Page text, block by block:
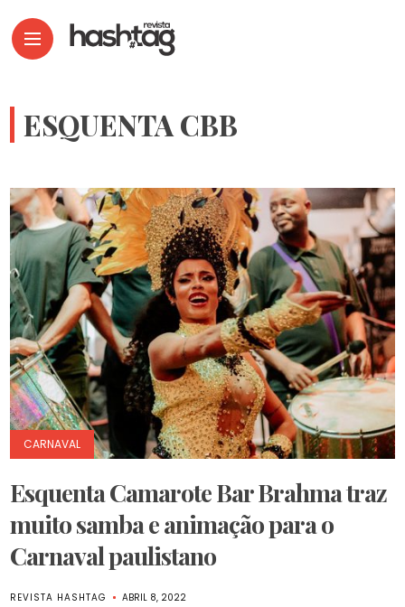
ESQUENTA CBB
CARNAVAL
Esquenta Camarote Bar Brahma traz
muito samba e animação para o
Carnaval paulistano
REVISTA HASHTAG ABRIL 8, 2022